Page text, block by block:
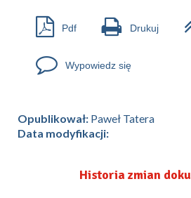
Pdf Drukuj
Wypowiedz się
Opublikował: Paweł Tatera
Data modyfikacji:
Historia zmian